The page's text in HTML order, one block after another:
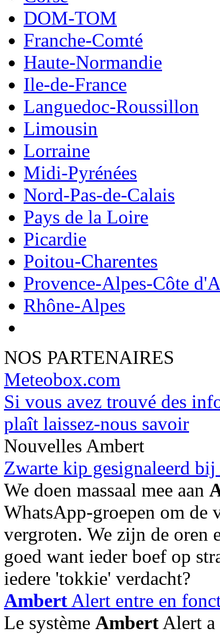
DOM-TOM
Franche-Comté
Haute-Normandie
Ile-de-France
Languedoc-Roussillon
Limousin
Lorraine
Midi-Pyrénées
Nord-Pas-de-Calais
Pays de la Loire
Picardie
Poitou-Charentes
Provence-Alpes-Côte
Rhône-Alpes
NOS PARTENAIRES
Meteobox.com
Si vous avez trouvé des
plaît laissez-nous savoir
Nouvelles Ambert
Zwarte kip gesignaleerd
We doen massaal mee aan
WhatsApp-groepen om de
vergroten. We zijn de oren
goed want ieder boef op
iedere 'tokkie' verdacht?
Ambert Alert entre en
Le système Ambert Alert a